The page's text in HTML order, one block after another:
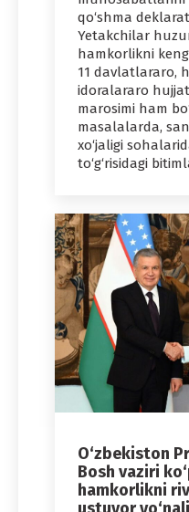
qo‘shma
Yetakchilar
hamkorlikni
11 davlatlararo,
idoralararo
marosimi ham
masalalarda,
xo‘jaligi
to‘g‘risidagi
O‘zbekiston
Bosh vaziri
hamkorlikni